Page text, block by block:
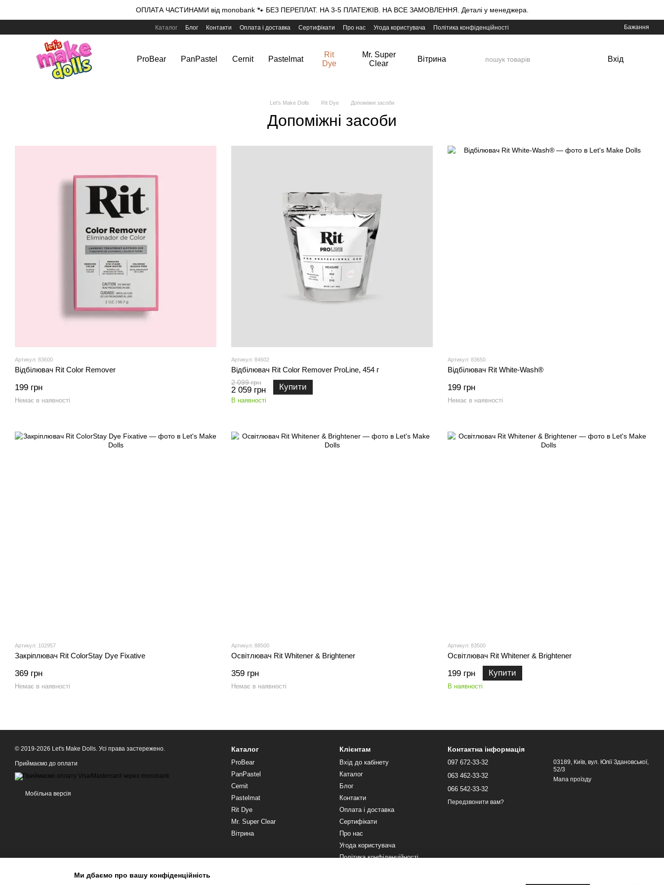
ОПЛАТА ЧАСТИНАМИ від monobank 🐾 БЕЗ ПЕРЕПЛАТ. НА 3-5 ПЛАТЕЖІВ. НА ВСЕ ЗАМОВЛЕННЯ. Деталі у менеджера.
Каталог Блог Контакти Оплата і доставка Сертифікати Про нас Угода користувача Політика конфіденційності Бажання
ProBear PanPastel Cernit Pastelmat
Rit
Dye
Mr. Super
Clear
Вітрина Вхід
Let's Make Dolls Rit Dye Допоміжні засоби
Допоміжні засоби
Артикул: 83600
Відбілювач Rit Color Remover
199 грн
Немає в наявності
Артикул: 84602
Відбілювач Rit Color Remover ProLine, 454 г
2 099 грн
2 059 грн Купити
В наявності
Артикул: 83650
Відбілювач Rit White-Wash®
199 грн
Немає в наявності
Артикул: 102957
Закріплювач Rit ColorStay Dye Fixative
369 грн
Немає в наявності
Артикул: 88500
Освітлювач Rit Whitener & Brightener
359 грн
Немає в наявності
Артикул: 83500
Освітлювач Rit Whitener & Brightener
199 грн Купити
В наявності
© 2019-2026 Let's Make Dolls. Усі права застережено.
Приймаємо до оплати
Мобільна версія
Каталог
ProBear
PanPastel
Cernit
Pastelmat
Rit Dye
Mr. Super Clear
Вітрина
Клієнтам
Вхід до кабінету
Каталог
Блог
Контакти
Оплата і доставка
Сертифікати
Про нас
Угода користувача
Політика конфіденційності
Контактна інформація
097 672-33-32
063 462-33-32
066 542-33-32
Передзвонити вам?
03189, Київ, вул. Юлії Здановської,
52/3
Мапа проїзду
Ми дбаємо про вашу конфіденційність